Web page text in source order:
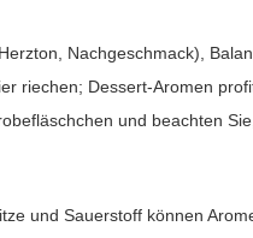
Nachgeschmack),
riechen; Dessert-Aromen
und beachten
und Sauerstoff können